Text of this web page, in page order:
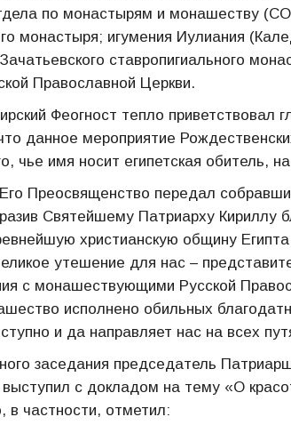
по монастырям и монашеству
монастыря; игумения Иулиания
ставропигиального
Православной Церкви.
Феогност тепло
данное мероприятие
чье имя носит египетская обитель,
Преосвященство передал
Святейшему Патриарху Кириллу
христианскую общину
утешение для нас –
с монашествующими Русской
исполнено обильных
и да направляет нас на всех
заседания председатель
выступил с докладом на тему «О
в частности, отметил: